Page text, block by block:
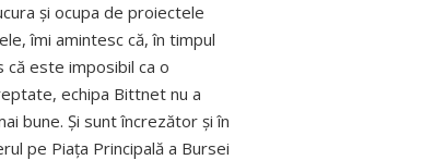
și ocupa de proiectele
îmi amintesc că, în timpul
este imposibil ca o
echipa Bittnet nu a
bune. Și sunt încrezător și în
pe Piața Principală a Bursei